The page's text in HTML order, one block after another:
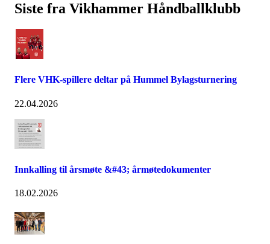
Siste fra Vikhammer Håndballklubb
Flere VHK-spillere deltar på Hummel Bylagsturnering
22.04.2026
Innkalling til årsmøte &#43; årmøtedokumenter
18.02.2026